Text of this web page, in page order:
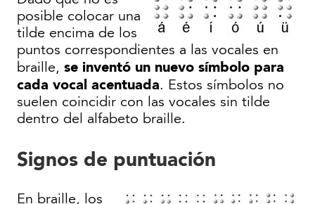
posible colocar una
tilde encima de los
puntos correspondientes a las vocales en
braille, se inventó un nuevo símbolo para
cada vocal acentuada. Estos símbolos no
suelen coincidir con las vocales sin tilde
dentro del alfabeto braille.
Signos de puntuación
En braille, los